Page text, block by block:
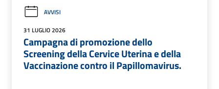
AVVISI
31 LUGLIO 2026
Campagna di promozione dello
Screening della Cervice Uterina e della
Vaccinazione contro il Papillomavirus.